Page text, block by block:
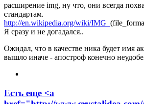
расширение img, ну что, они всегда
стандартам.
http://en.wikipedia.org/wiki/IMG_
Я сразу и не догадался..
Ожидал, что в качестве ника будет имя
вышло иначе - апостроф конечно
Есть еще <a